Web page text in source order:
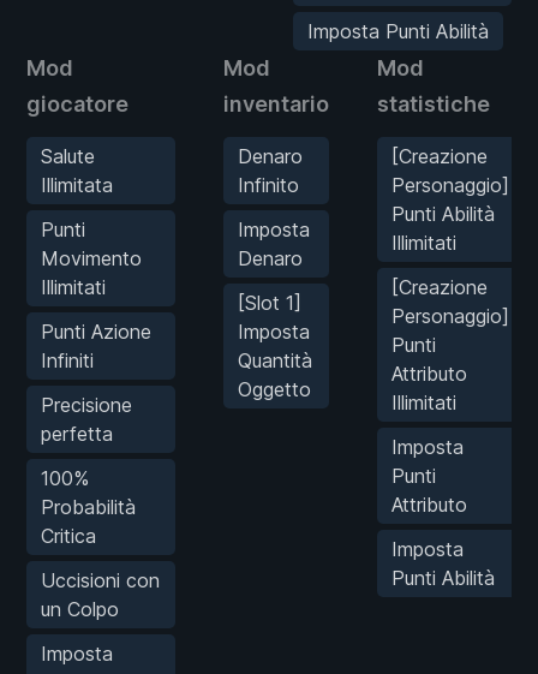
Imposta Punti Abilità
Mod
giocatore
Salute
Illimitata
Punti
Movimento
Illimitati
Punti Azione
Infiniti
Precisione
perfetta
100%
Probabilità
Critica
Uccisioni con
un Colpo
Imposta
Mod
inventario
Denaro
Infinito
Imposta
Denaro
[Slot 1]
Imposta
Quantità
Oggetto
Mod
statistiche
[Creazione
Personaggio]
Punti Abilità
Illimitati
[Creazione
Personaggio]
Punti
Attributo
Illimitati
Imposta
Punti
Attributo
Imposta
Punti Abilità